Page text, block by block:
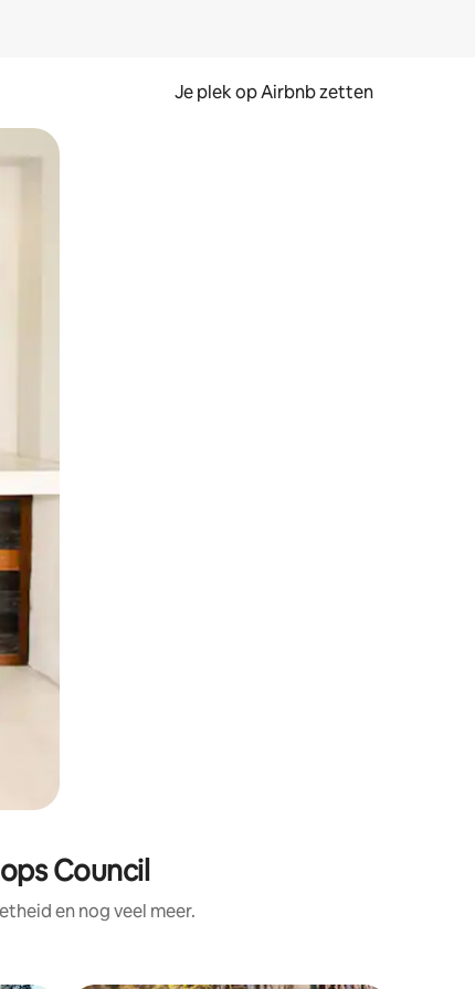
Je plek op Airbnb zetten
swipen.
Council
en nog veel meer.